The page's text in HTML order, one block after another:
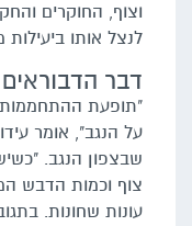
וצוף, החוקרים
לנצל אותו ביעילות
דבר הדבוראים
"תופעת ההתחממות
על הנגב", אומר
שבצפון הנגב.
צוף וכמות הדבש
עונות שחונות.